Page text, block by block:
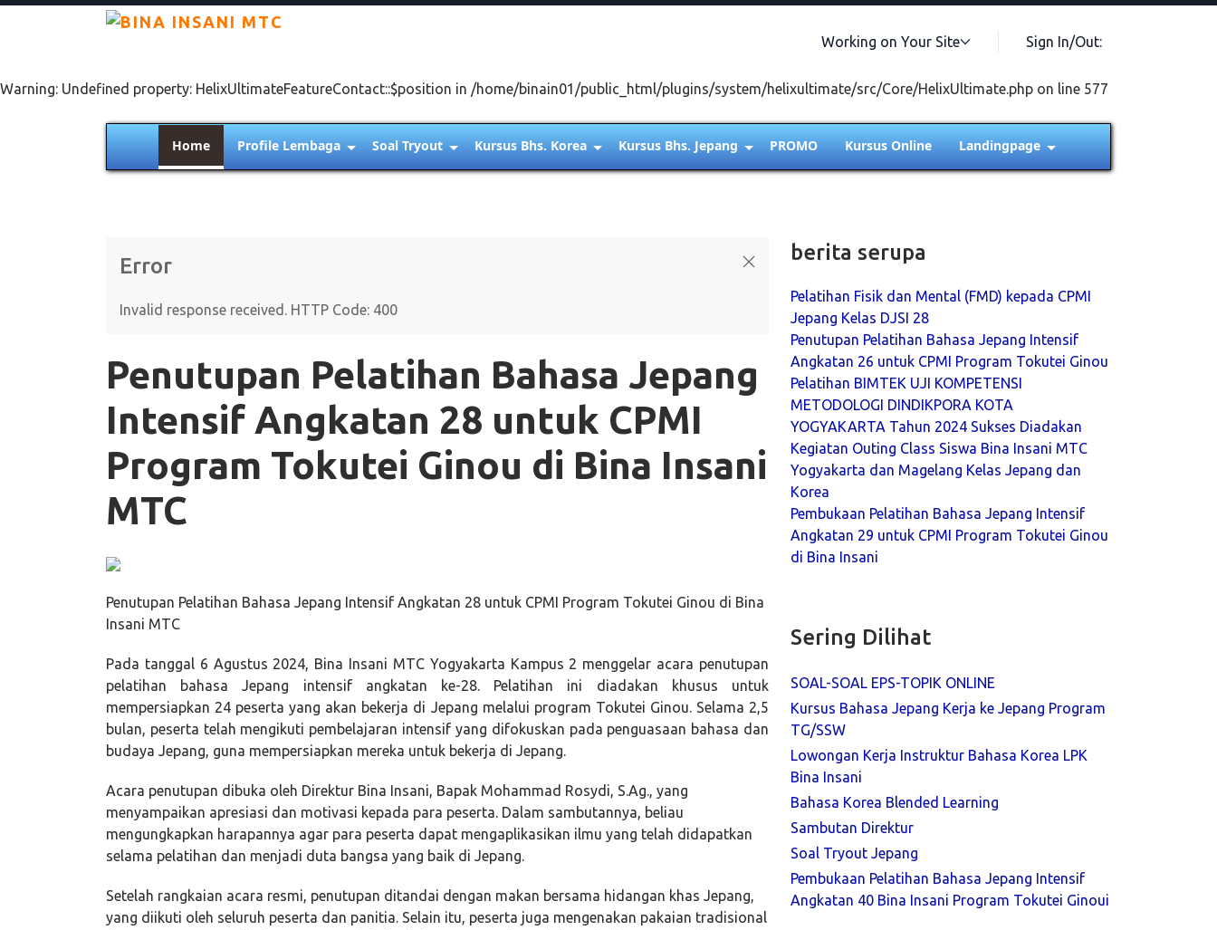
Working on Your Site Sign In/Out:
Warning: Undefined property: HelixUltimateFeatureContact::$position in /home/binain01/public_html/plugins/system/helixultimate/src/Core/HelixUltimate.php on line 577
Home Profile Lembaga Soal Tryout Kursus Bhs. Korea Kursus Bhs. Jepang PROMO Kursus Online Landingpage
Error
Invalid response received. HTTP Code: 400
Penutupan Pelatihan Bahasa Jepang
Intensif Angkatan 28 untuk CPMI
Program Tokutei Ginou di Bina Insani
MTC
Penutupan Pelatihan Bahasa Jepang Intensif Angkatan 28 untuk CPMI Program Tokutei Ginou di Bina
Insani MTC
Pada tanggal 6 Agustus 2024, Bina Insani MTC Yogyakarta Kampus 2 menggelar acara penutupan
pelatihan bahasa Jepang intensif angkatan ke-28. Pelatihan ini diadakan khusus untuk
mempersiapkan 24 peserta yang akan bekerja di Jepang melalui program Tokutei Ginou. Selama 2,5
bulan, peserta telah mengikuti pembelajaran intensif yang difokuskan pada penguasaan bahasa dan
budaya Jepang, guna mempersiapkan mereka untuk bekerja di Jepang.
Acara penutupan dibuka oleh Direktur Bina Insani, Bapak Mohammad Rosydi, S.Ag., yang
menyampaikan apresiasi dan motivasi kepada para peserta. Dalam sambutannya, beliau
mengungkapkan harapannya agar para peserta dapat mengaplikasikan ilmu yang telah didapatkan
selama pelatihan dan menjadi duta bangsa yang baik di Jepang.
Setelah rangkaian acara resmi, penutupan ditandai dengan makan bersama hidangan khas Jepang,
yang diikuti oleh seluruh peserta dan panitia. Selain itu, peserta juga mengenakan pakaian tradisional
berita serupa
Pelatihan Fisik dan Mental (FMD) kepada CPMI
Jepang Kelas DJSI 28
Penutupan Pelatihan Bahasa Jepang Intensif
Angkatan 26 untuk CPMI Program Tokutei Ginou
Pelatihan BIMTEK UJI KOMPETENSI
METODOLOGI DINDIKPORA KOTA
YOGYAKARTA Tahun 2024 Sukses Diadakan
Kegiatan Outing Class Siswa Bina Insani MTC
Yogyakarta dan Magelang Kelas Jepang dan
Korea
Pembukaan Pelatihan Bahasa Jepang Intensif
Angkatan 29 untuk CPMI Program Tokutei Ginou
di Bina Insani
Sering Dilihat
SOAL-SOAL EPS-TOPIK ONLINE
Kursus Bahasa Jepang Kerja ke Jepang Program
TG/SSW
Lowongan Kerja Instruktur Bahasa Korea LPK
Bina Insani
Bahasa Korea Blended Learning
Sambutan Direktur
Soal Tryout Jepang
Pembukaan Pelatihan Bahasa Jepang Intensif
Angkatan 40 Bina Insani Program Tokutei Ginoui